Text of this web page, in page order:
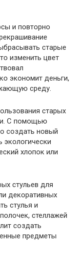
и повторно
старые
изменить цвет
экономит деньги,
среду.
старых
С помощью
создать новый
хлопок или
стульев для
декоративных
стулья и
стеллажей
создать
предметы